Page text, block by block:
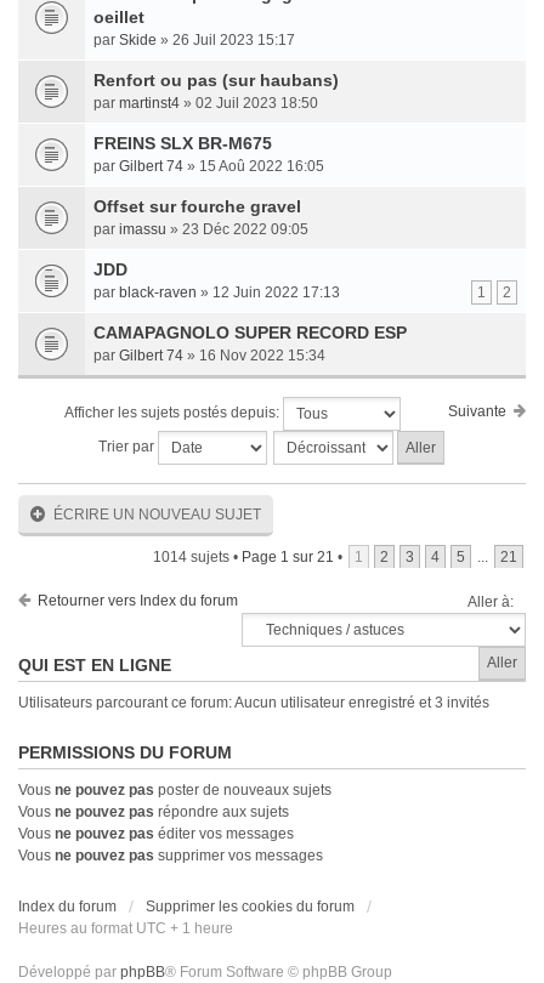
oeillet
par Skide » 26 Juil 2023 15:17
Renfort ou pas (sur haubans)
par martinst4 » 02 Juil 2023 18:50
FREINS SLX BR-M675
par Gilbert 74 » 15 Aoû 2022 16:05
Offset sur fourche gravel
par imassu » 23 Déc 2022 09:05
JDD
1 2
par black-raven » 12 Juin 2022 17:13
CAMAPAGNOLO SUPER RECORD ESP
par Gilbert 74 » 16 Nov 2022 15:34
Suivante
Afficher les sujets postés depuis:
Trier par
ÉCRIRE UN NOUVEAU SUJET
1014 sujets • Page 1 sur 21 • 1 2 3 4 5 ... 21
Retourner vers Index du forum Aller à:
QUI EST EN LIGNE
Utilisateurs parcourant ce forum: Aucun utilisateur enregistré et 3 invités
PERMISSIONS DU FORUM
Vous ne pouvez pas poster de nouveaux sujets
Vous ne pouvez pas répondre aux sujets
Vous ne pouvez pas éditer vos messages
Vous ne pouvez pas supprimer vos messages
Index du forum
Supprimer les cookies du forum
Heures au format UTC + 1 heure
Développé par phpBB® Forum Software © phpBB Group